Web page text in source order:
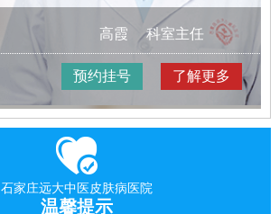
科室主任
预约挂号 了解更多
石家庄远大中医皮肤病医院
温馨提示